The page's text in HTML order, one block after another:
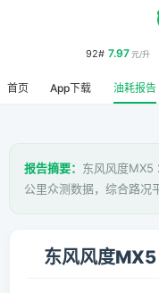
92# 7.97元/升
首页 App下载 油耗报告
报告摘要： 东风风度MX5
公里众测数据，综合路况
东风风度